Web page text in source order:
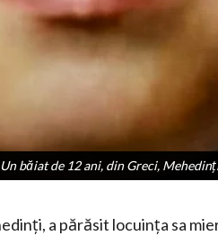
băiat de 12 ani, din Greci,
băiat de 12 ani, din Greci,
a părăsit locuința sa